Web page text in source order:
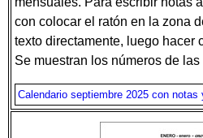
con colocar el ratón en la zona
texto directamente, luego hacer
Se muestran los números de las
Calendario septiembre 2025 con notas